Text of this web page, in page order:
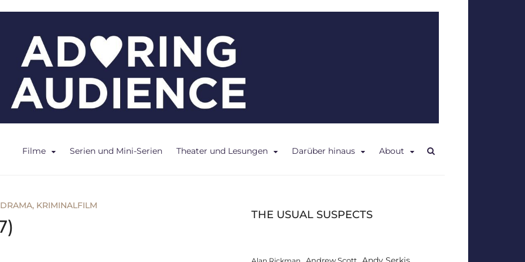
Filme Serien und Mini-Serien Theater und Lesungen Darüber hinaus About
DRAMA, KRIMINALFILM
THE USUAL SUSPECTS
Andy Serkis